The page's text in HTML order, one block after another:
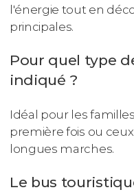
l'énergie tout en
principales.
Pour quel type
indiqué ?
Idéal pour les
première fois ou
longues marches.
Le bus